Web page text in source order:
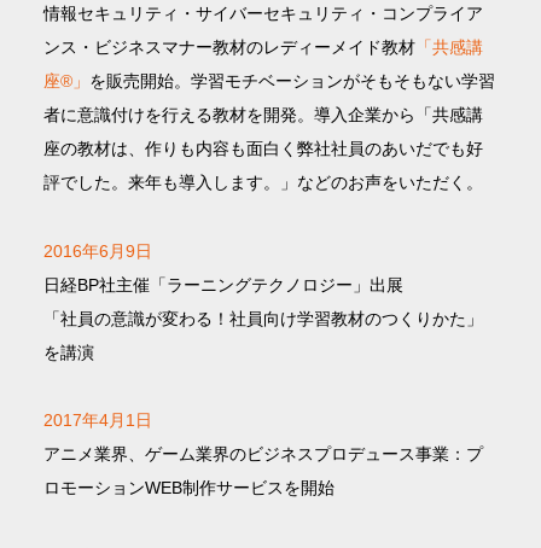
情報セキュリティ・サイバーセキュリティ・コンプライア
ンス・ビジネスマナー教材のレディーメイド教材「共感講
座®」 を販売開始。学習モチベーションがそもそもない学習
者に意識付けを行える教材を開発。導入企業から「共感講
座の教材は、作りも内容も面白く弊社社員のあいだでも好
評でした。来年も導入します。」などのお声をいただく。
2016年6月9日
日経BP社主催「ラーニングテクノロジー」出展
「社員の意識が変わる！社員向け学習教材のつくりかた」
を講演
2017年4月1日
アニメ業界、ゲーム業界のビジネスプロデュース事業：プ
ロモーションWEB制作サービスを開始